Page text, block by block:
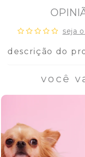
seja
descrição do
você